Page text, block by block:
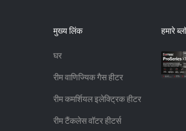
मुख्य लिंक
घर
रीम वाणिज्यिक गैस हीटर
रीम कमर्शियल इलेक्ट्रिक हीटर
रीम टैंकलेस वॉटर हीटर्स
हमारे